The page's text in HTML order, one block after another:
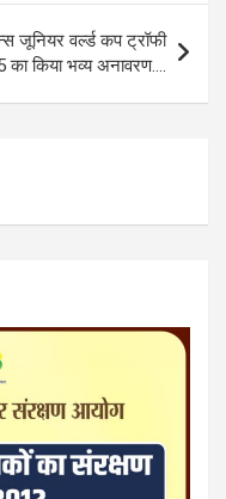
जूनियर वर्ल्ड कप ट्रॉफी
का किया भव्य अनावरण….